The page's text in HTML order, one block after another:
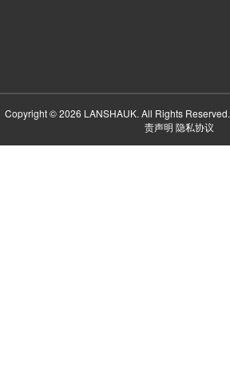
Copyright © 2026 LANSHAUK. All Rights Reserved.
责声明 隐私协议